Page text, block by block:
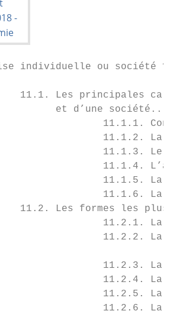
individuelle ou
11.1. Les principales
et d’une
11.1.1.
11.1.2. La
11.1.3. Le
11.1.4.
11.1.5. La
11.1.6. La
11.2. Les formes les plus
11.2.1. La
11.2.2. La
11.2.3. La
11.2.4. La
11.2.5. La
11.2.6. La